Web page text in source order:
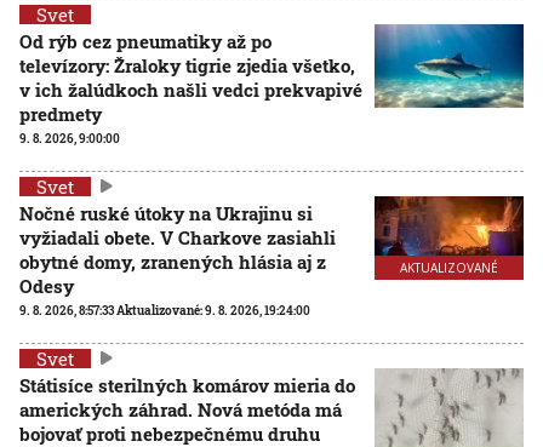
Svet
Od rýb cez pneumatiky až po
televízory: Žraloky tigrie zjedia všetko,
v ich žalúdkoch našli vedci prekvapivé
predmety
9. 8. 2026, 9:00:00
AKTUALIZOVANÉ
Svet
Nočné ruské útoky na Ukrajinu si
vyžiadali obete. V Charkove zasiahli
obytné domy, zranených hlásia aj z
Odesy
9. 8. 2026, 8:57:33Aktualizované:9. 8. 2026, 19:24:00
Svet
Státisíce sterilných komárov mieria do
amerických záhrad. Nová metóda má
bojovať proti nebezpečnému druhu